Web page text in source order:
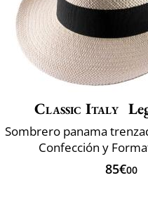
Classic Italy
Confección y
85€00